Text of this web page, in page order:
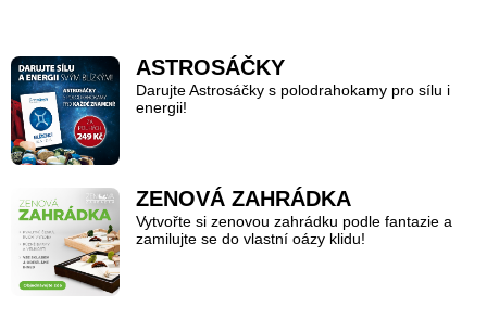
ASTROSÁČKY
Darujte Astrosáčky s polodrahokamy pro sílu i
energii!
ZENOVÁ ZAHRÁDKA
Vytvořte si zenovou zahrádku podle fantazie a
zamilujte se do vlastní oázy klidu!